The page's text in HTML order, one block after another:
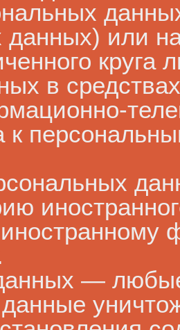
данных) или
круга
в
к
—